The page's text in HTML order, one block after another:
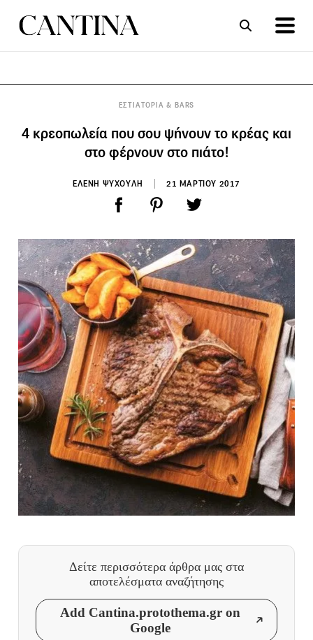
ΕΣΤΙΑΤΟΡΙΑ & BARS
4 κρεοπωλεία που σου ψήνουν το κρέας και
στο φέρνουν στο πιάτο!
ΕΛΕΝΗ ΨΥΧΟΥΛΗ 21 ΜΑΡΤΙΟΥ 2017
Δείτε περισσότερα άρθρα μας στα
αποτελέσματα αναζήτησης
Add Cantina.protothema.gr on
Google